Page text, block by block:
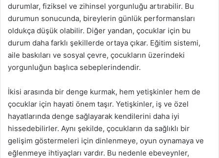
durumlar, fiziksel ve zihinsel yorgunluğu artırabilir. Bu
durumun sonucunda, bireylerin günlük performansları
oldukça düşük olabilir. Diğer yandan, çocuklar için bu
durum daha farklı şekillerde ortaya çıkar. Eğitim sistemi,
aile baskıları ve sosyal çevre, çocukların üzerindeki
yorgunluğun başlıca sebeplerindendir.
İkisi arasında bir denge kurmak, hem yetişkinler hem de
çocuklar için hayati önem taşır. Yetişkinler, iş ve özel
hayatlarında denge sağlayarak kendilerini daha iyi
hissedebilirler. Aynı şekilde, çocukların da sağlıklı bir
gelişim göstermeleri için dinlenmeye, oyun oynamaya ve
eğlenmeye ihtiyaçları vardır. Bu nedenle ebeveynler,